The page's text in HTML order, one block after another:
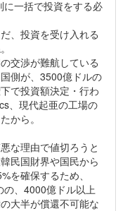
に一括で投資をする必
、投資を受け入れる
交渉が難航している
側が、3500億ドルの
で投資額決定・行わ
、現代起亜の工場の
から。
な理由で値切ろうと
民国財界や国民から
を確保するため、
、4000億ドル以上
大半が償還不可能な